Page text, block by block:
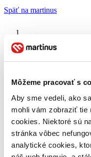
Môžeme pracovať s
Aby sme vedeli, ako
mohli vám zobraziť tie
cookies. Niektoré sú
stránka vôbec
analytické cookies,
Späť na martinus
František Švantner
O nás
Náš príbeh
Galéria
Zodpovednosť
Sme B Corp